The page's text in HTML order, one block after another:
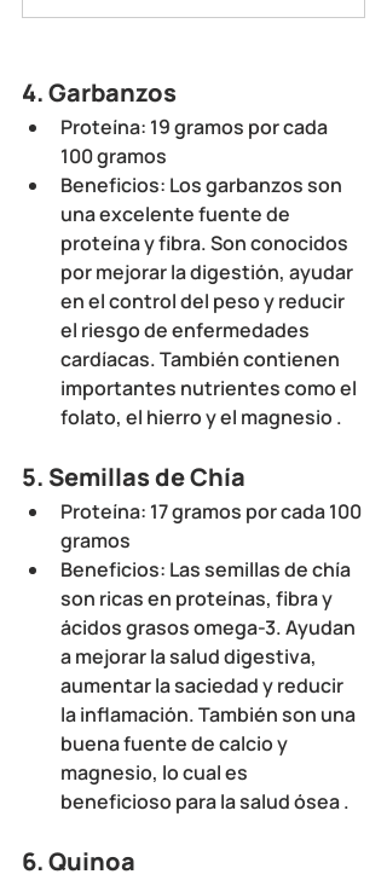
4. Garbanzos
Proteína: 19 gramos por cada
100 gramos
Beneficios: Los garbanzos son
una excelente fuente de
proteína y fibra. Son conocidos
por mejorar la digestión, ayudar
en el control del peso y reducir
el riesgo de enfermedades
cardíacas. También contienen
importantes nutrientes como el
folato, el hierro y el magnesio .
5. Semillas de Chía
Proteína: 17 gramos por cada 100
gramos
Beneficios: Las semillas de chía
son ricas en proteínas, fibra y
ácidos grasos omega-3. Ayudan
a mejorar la salud digestiva,
aumentar la saciedad y reducir
la inflamación. También son una
buena fuente de calcio y
magnesio, lo cual es
beneficioso para la salud ósea .
6. Quinoa